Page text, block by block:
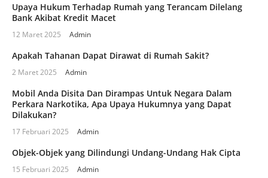
Upaya Hukum Terhadap Rumah yang Terancam Dilelang
Bank Akibat Kredit Macet
12 Maret 2025 Admin
Apakah Tahanan Dapat Dirawat di Rumah Sakit?
2 Maret 2025 Admin
Mobil Anda Disita Dan Dirampas Untuk Negara Dalam
Perkara Narkotika, Apa Upaya Hukumnya yang Dapat
Dilakukan?
17 Februari 2025 Admin
Objek-Objek yang Dilindungi Undang-Undang Hak Cipta
15 Februari 2025 Admin